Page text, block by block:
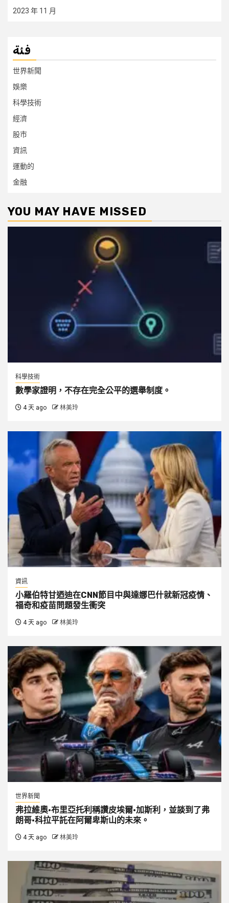
2023 年 11 月
فئة
世界新聞
娛樂
科學技術
經濟
股市
資訊
運動的
金融
YOU MAY HAVE MISSED
科學技術
數學家證明，不存在完全公平的選舉制度。
4 天 ago 林美玲
資訊
小羅伯特甘迺迪在CNN節目中與達娜巴什就新冠疫情、
福奇和疫苗問題發生衝突
4 天 ago 林美玲
世界新聞
弗拉維奧·布里亞托利稱讚皮埃爾·加斯利，並談到了弗
朗哥·科拉平託在阿爾卑斯山的未來。
4 天 ago 林美玲